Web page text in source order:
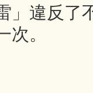
」違反了
次。